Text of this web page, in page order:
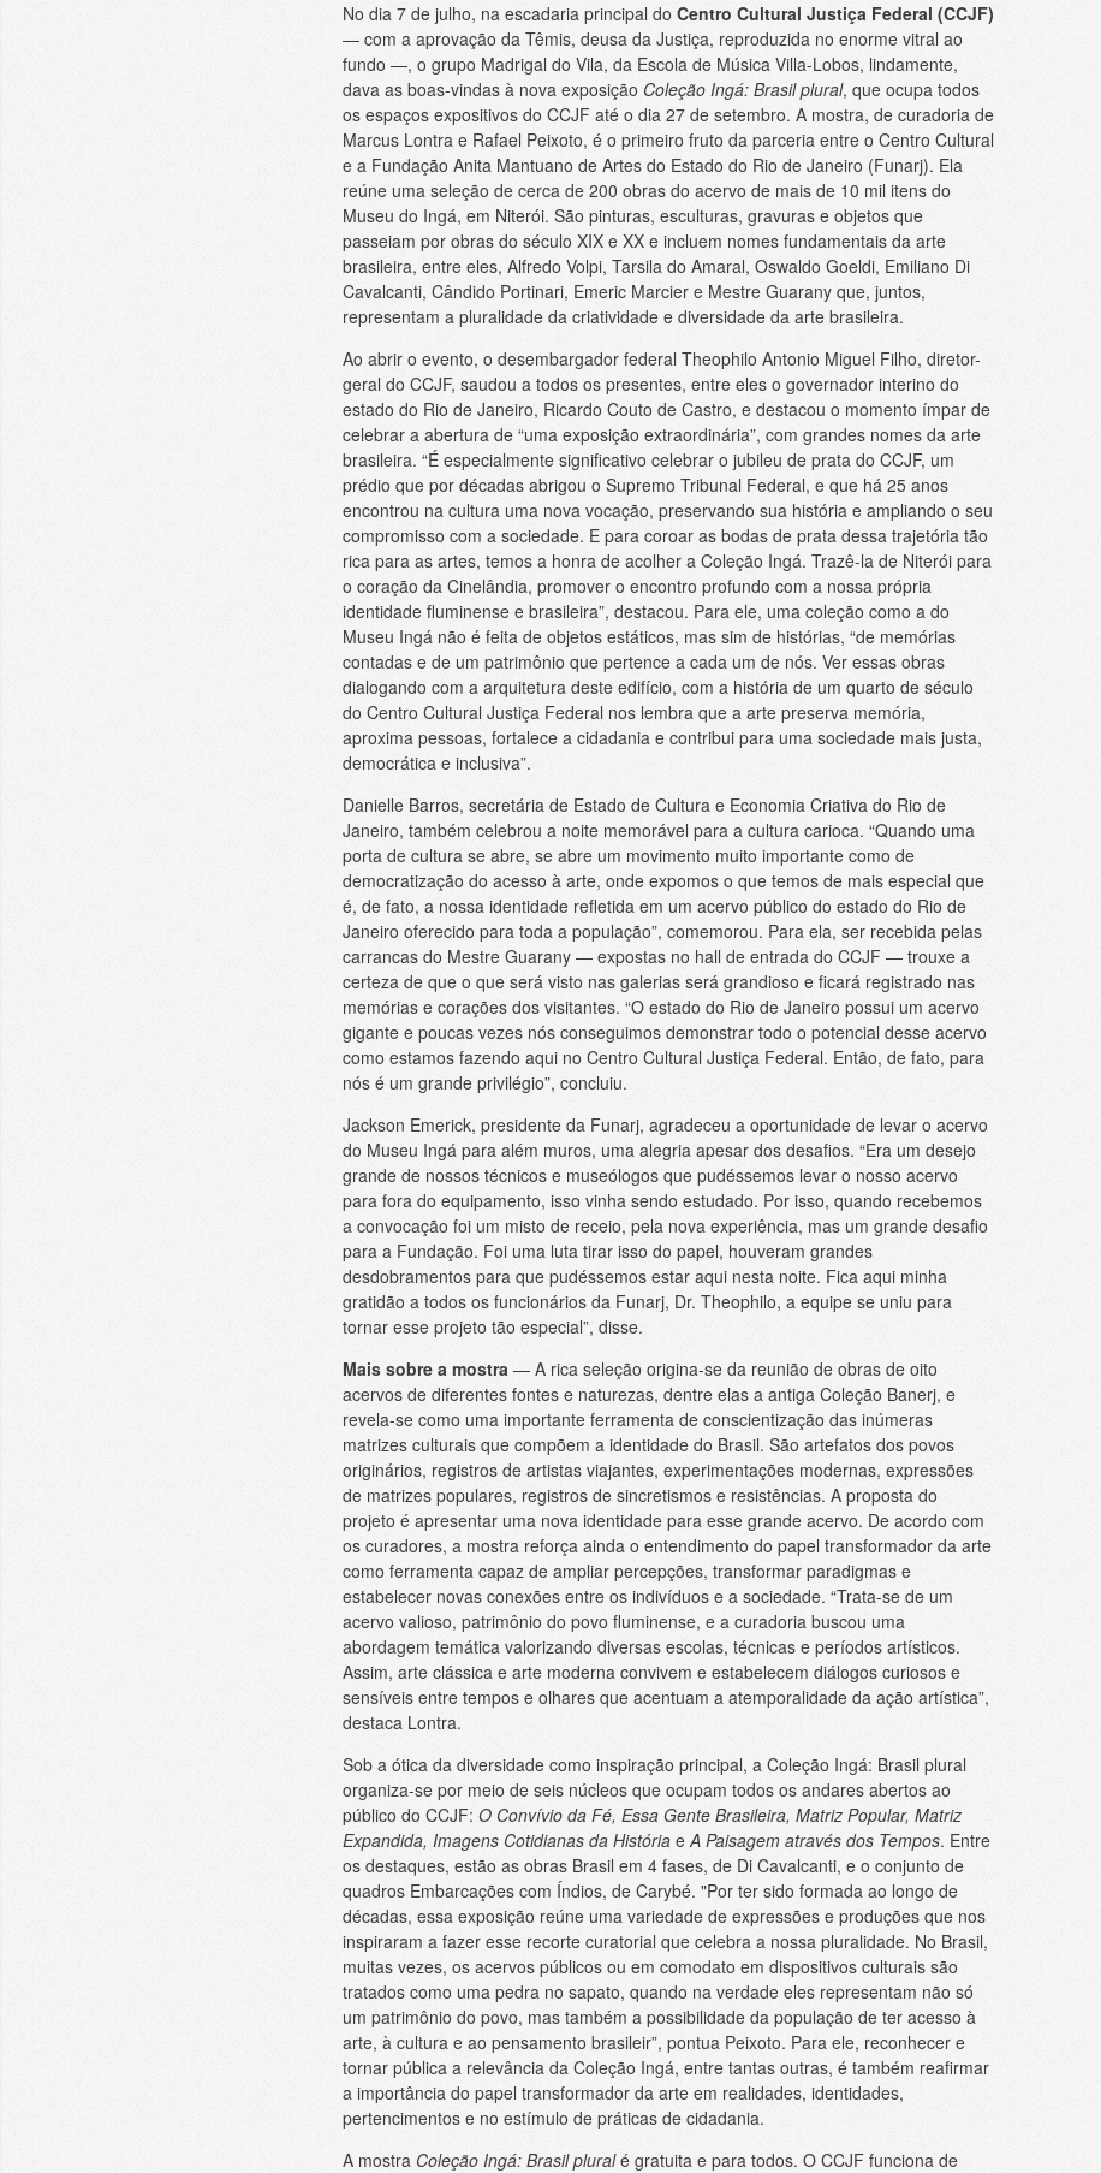
No dia 7 de julho, na escadaria principal do Centro Cultural Justiça Federal (CCJF)
— com a aprovação da Têmis, deusa da Justiça, reproduzida no enorme vitral ao
fundo —, o grupo Madrigal do Vila, da Escola de Música Villa-Lobos, lindamente,
dava as boas-vindas à nova exposição Coleção Ingá: Brasil plural, que ocupa todos
os espaços expositivos do CCJF até o dia 27 de setembro. A mostra, de curadoria de
Marcus Lontra e Rafael Peixoto, é o primeiro fruto da parceria entre o Centro Cultural
e a Fundação Anita Mantuano de Artes do Estado do Rio de Janeiro (Funarj). Ela
reúne uma seleção de cerca de 200 obras do acervo de mais de 10 mil itens do
Museu do Ingá, em Niterói. São pinturas, esculturas, gravuras e objetos que
passeiam por obras do século XIX e XX e incluem nomes fundamentais da arte
brasileira, entre eles, Alfredo Volpi, Tarsila do Amaral, Oswaldo Goeldi, Emiliano Di
Cavalcanti, Cândido Portinari, Emeric Marcier e Mestre Guarany que, juntos,
representam a pluralidade da criatividade e diversidade da arte brasileira.
Ao abrir o evento, o desembargador federal Theophilo Antonio Miguel Filho, diretor-
geral do CCJF, saudou a todos os presentes, entre eles o governador interino do
estado do Rio de Janeiro, Ricardo Couto de Castro, e destacou o momento ímpar de
celebrar a abertura de “uma exposição extraordinária”, com grandes nomes da arte
brasileira. “É especialmente significativo celebrar o jubileu de prata do CCJF, um
prédio que por décadas abrigou o Supremo Tribunal Federal, e que há 25 anos
encontrou na cultura uma nova vocação, preservando sua história e ampliando o seu
compromisso com a sociedade. E para coroar as bodas de prata dessa trajetória tão
rica para as artes, temos a honra de acolher a Coleção Ingá. Trazê-la de Niterói para
o coração da Cinelândia, promover o encontro profundo com a nossa própria
identidade fluminense e brasileira”, destacou. Para ele, uma coleção como a do
Museu Ingá não é feita de objetos estáticos, mas sim de histórias, “de memórias
contadas e de um patrimônio que pertence a cada um de nós. Ver essas obras
dialogando com a arquitetura deste edifício, com a história de um quarto de século
do Centro Cultural Justiça Federal nos lembra que a arte preserva memória,
aproxima pessoas, fortalece a cidadania e contribui para uma sociedade mais justa,
democrática e inclusiva”.
Danielle Barros, secretária de Estado de Cultura e Economia Criativa do Rio de
Janeiro, também celebrou a noite memorável para a cultura carioca. “Quando uma
porta de cultura se abre, se abre um movimento muito importante como de
democratização do acesso à arte, onde expomos o que temos de mais especial que
é, de fato, a nossa identidade refletida em um acervo público do estado do Rio de
Janeiro oferecido para toda a população”, comemorou. Para ela, ser recebida pelas
carrancas do Mestre Guarany — expostas no hall de entrada do CCJF — trouxe a
certeza de que o que será visto nas galerias será grandioso e ficará registrado nas
memórias e corações dos visitantes. “O estado do Rio de Janeiro possui um acervo
gigante e poucas vezes nós conseguimos demonstrar todo o potencial desse acervo
como estamos fazendo aqui no Centro Cultural Justiça Federal. Então, de fato, para
nós é um grande privilégio”, concluiu.
Jackson Emerick, presidente da Funarj, agradeceu a oportunidade de levar o acervo
do Museu Ingá para além muros, uma alegria apesar dos desafios. “Era um desejo
grande de nossos técnicos e museólogos que pudéssemos levar o nosso acervo
para fora do equipamento, isso vinha sendo estudado. Por isso, quando recebemos
a convocação foi um misto de receio, pela nova experiência, mas um grande desafio
para a Fundação. Foi uma luta tirar isso do papel, houveram grandes
desdobramentos para que pudéssemos estar aqui nesta noite. Fica aqui minha
gratidão a todos os funcionários da Funarj, Dr. Theophilo, a equipe se uniu para
tornar esse projeto tão especial”, disse.
Mais sobre a mostra— A rica seleção origina-se da reunião de obras de oito
acervos de diferentes fontes e naturezas, dentre elas a antiga Coleção Banerj, e
revela-se como uma importante ferramenta de conscientização das inúmeras
matrizes culturais que compõem a identidade do Brasil. São artefatos dos povos
originários, registros de artistas viajantes, experimentações modernas, expressões
de matrizes populares, registros de sincretismos e resistências. A proposta do
projeto é apresentar uma nova identidade para esse grande acervo. De acordo com
os curadores, a mostra reforça ainda o entendimento do papel transformador da arte
como ferramenta capaz de ampliar percepções, transformar paradigmas e
estabelecer novas conexões entre os indivíduos e a sociedade. “Trata-se de um
acervo valioso, patrimônio do povo fluminense, e a curadoria buscou uma
abordagem temática valorizando diversas escolas, técnicas e períodos artísticos.
Assim, arte clássica e arte moderna convivem e estabelecem diálogos curiosos e
sensíveis entre tempos e olhares que acentuam a atemporalidade da ação artística”,
destaca Lontra.
Sob a ótica da diversidade como inspiração principal, a Coleção Ingá: Brasil plural
organiza-se por meio de seis núcleos que ocupam todos os andares abertos ao
público do CCJF: O Convívio da Fé, Essa Gente Brasileira, Matriz Popular, Matriz
Expandida, Imagens Cotidianas da HistóriaeA Paisagem através dos Tempos. Entre
os destaques, estão as obras Brasil em 4 fases, de Di Cavalcanti, e o conjunto de
quadros Embarcações com Índios, de Carybé. "Por ter sido formada ao longo de
décadas, essa exposição reúne uma variedade de expressões e produções que nos
inspiraram a fazer esse recorte curatorial que celebra a nossa pluralidade. No Brasil,
muitas vezes, os acervos públicos ou em comodato em dispositivos culturais são
tratados como uma pedra no sapato, quando na verdade eles representam não só
um patrimônio do povo, mas também a possibilidade da população de ter acesso à
arte, à cultura e ao pensamento brasileir”, pontua Peixoto. Para ele, reconhecer e
tornar pública a relevância da Coleção Ingá, entre tantas outras, é também reafirmar
a importância do papel transformador da arte em realidades, identidades,
pertencimentos e no estímulo de práticas de cidadania.
A mostra Coleção Ingá: Brasil pluralé gratuita e para todos. O CCJF funciona de